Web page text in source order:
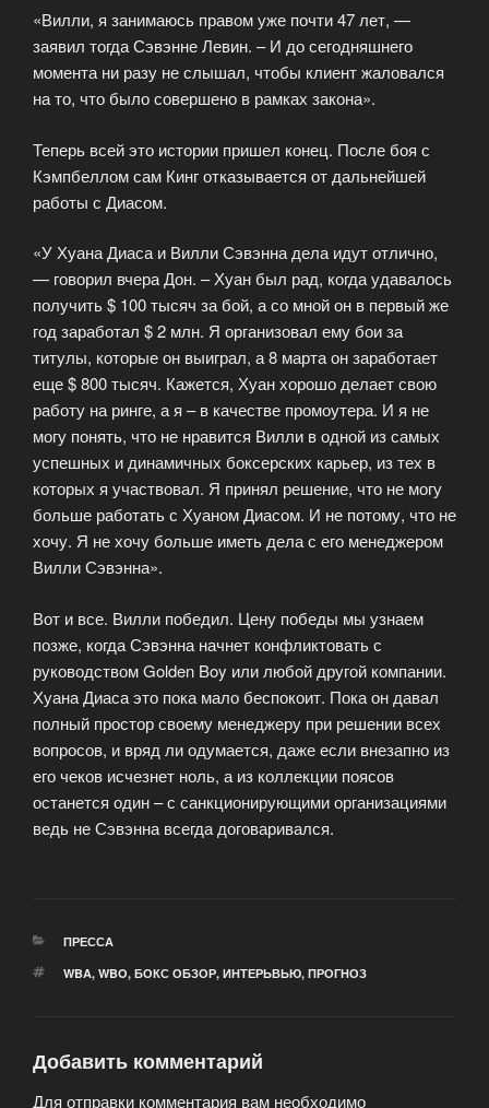
«Вилли, я занимаюсь правом уже почти 47 лет, —
заявил тогда Сэвэнне Левин. – И до сегодняшнего
момента ни разу не слышал, чтобы клиент жаловался
на то, что было совершено в рамках закона».
Теперь всей это истории пришел конец. После боя с
Кэмпбеллом сам Кинг отказывается от дальнейшей
работы с Диасом.
«У Хуана Диаса и Вилли Сэвэнна дела идут отлично,
— говорил вчера Дон. – Хуан был рад, когда удавалось
получить $ 100 тысяч за бой, а со мной он в первый же
год заработал $ 2 млн. Я организовал ему бои за
титулы, которые он выиграл, а 8 марта он заработает
еще $ 800 тысяч. Кажется, Хуан хорошо делает свою
работу на ринге, а я – в качестве промоутера. И я не
могу понять, что не нравится Вилли в одной из самых
успешных и динамичных боксерских карьер, из тех в
которых я участвовал. Я принял решение, что не могу
больше работать с Хуаном Диасом. И не потому, что не
хочу. Я не хочу больше иметь дела с его менеджером
Вилли Сэвэнна».
Вот и все. Вилли победил. Цену победы мы узнаем
позже, когда Сэвэнна начнет конфликтовать с
руководством Golden Boy или любой другой компании.
Хуана Диаса это пока мало беспокоит. Пока он давал
полный простор своему менеджеру при решении всех
вопросов, и вряд ли одумается, даже если внезапно из
его чеков исчезнет ноль, а из коллекции поясов
останется один – с санкционирующими организациями
ведь не Сэвэнна всегда договаривался.
РУБРИКИ
ПРЕССА
МЕТКИ
WBA, WBO, БОКС ОБЗОР, ИНТЕРЬВЬЮ, ПРОГНОЗ
Добавить комментарий
Для отправки комментария вам необходимо